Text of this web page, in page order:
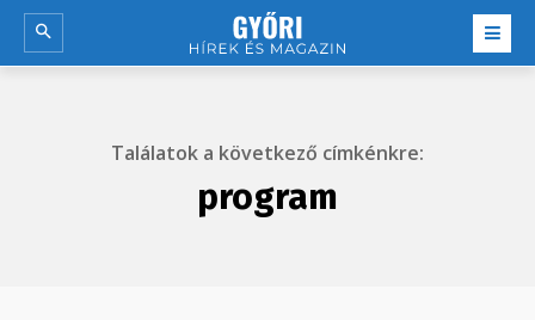
Találatok a következő címkénkre:
program